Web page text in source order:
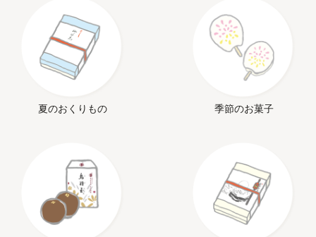
夏のおくりもの 季節のお菓子